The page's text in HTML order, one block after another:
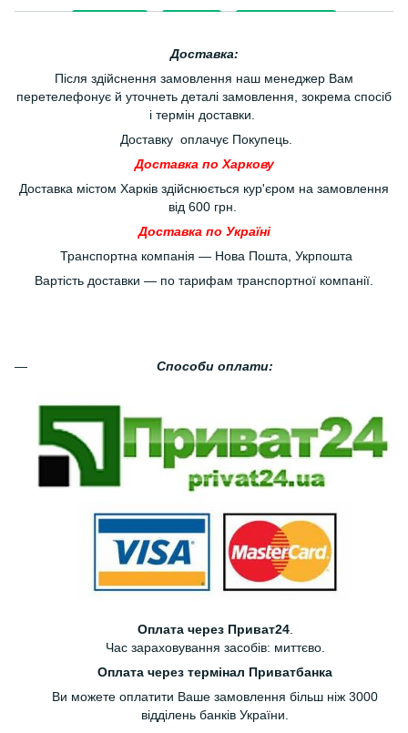
Доставка:
Після здійснення замовлення наш менеджер Вам
перетелефонує й уточнеть деталі замовлення, зокрема спосіб
і термін доставки.
Доставку оплачує Покупець.
Доставка по Харкову
Доставка містом Харків здійснюється кур'єром на замовлення
від 600 грн.
Доставка по Україні
Транспортна компанія — Нова Пошта, Укрпошта
Вартість доставки — по тарифам транспортної компанії.
Способи оплати:
Оплата через Приват24.
Час зараховування засобів: миттєво.
Оплата через термінал Приватбанка
Ви можете оплатити Ваше замовлення більш ніж 3000
відділень банків України.